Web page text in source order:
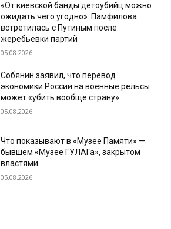
«От киевской банды детоубийц можно
ожидать чего угодно». Памфилова
встретилась с Путиным после
жеребьевки партий
05.08.2026
Собянин заявил, что перевод
экономики России на военные рельсы
может «убить вообще страну»
05.08.2026
Что показывают в «Музее Памяти» —
бывшем «Музее ГУЛАГа», закрытом
властями
05.08.2026